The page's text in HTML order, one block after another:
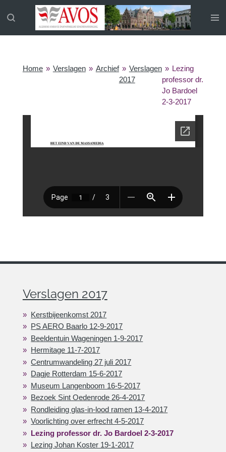
direct
Home » Verslagen » Archief » Verslagen
2017
» Lezing
professor dr.
Jo Bardoel
2-3-2017
Verslagen 2017
Kerstbijeenkomst 2017
PS AERO Baarlo 12-9-2017
Beeldentuin Wageningen 1-9-2017
Hermitage 11-7-2017
Centrumwandeling 27 juli 2017
Dagje Rotterdam 15-6-2017
Museum Langenboom 16-5-2017
Bezoek Sint Oedenrode 26-4-2017
Rondleiding glas-in-lood ramen 13-4-2017
Voorlichting over erfrecht 4-5-2017
Lezing professor dr. Jo Bardoel 2-3-2017
Lezing Johan Koster 19-1-2017